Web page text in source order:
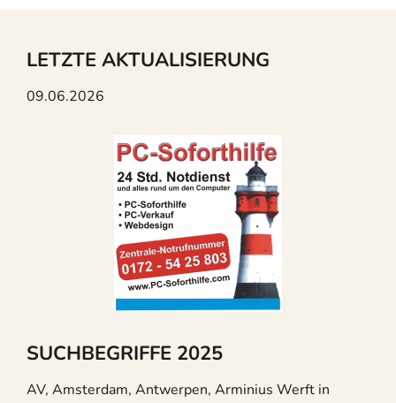
LETZTE AKTUALISIERUNG
09.06.2026
SUCHBEGRIFFE 2025
AV, Amsterdam, Antwerpen, Arminius Werft in